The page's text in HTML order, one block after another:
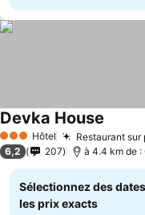
3 ÉtoilesHôtel Restaurant
Devka House
6,2 207 à 4.4 km de
Sélectionnez des
les prix exacts